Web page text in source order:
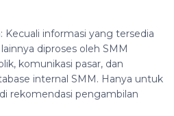
Kecuali informasi yang tersedia
diproses oleh SMM
komunikasi pasar, dan
internal SMM. Hanya untuk
rekomendasi pengambilan